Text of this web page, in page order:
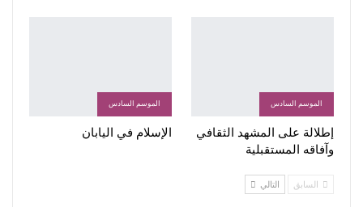
الموسم السادس
إطلالة على المشهد الثقافي
وآفاقه المستقبلية
الموسم السادس
الإسلام في اليابان
السابق التالي